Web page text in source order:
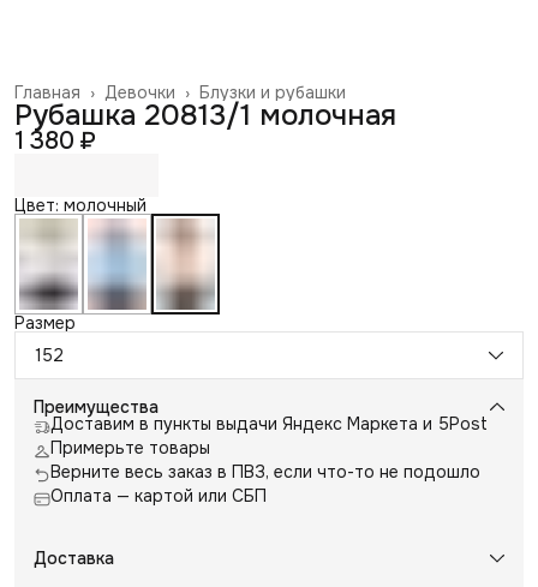
Блузки и рубашки
Девочки ›
Главная ›
Рубашка 20813/1 молочная
1 380 ₽
Цвет: молочный
Размер
152
Преимущества
Доставим в пункты выдачи Яндекс Маркета и 5Post
Примерьте товары
Верните весь заказ в ПВЗ, если что-то не подошло
Оплата — картой или СБП
Доставка